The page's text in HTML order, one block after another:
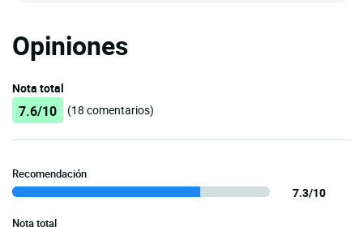
Opiniones
Nota total
7.6/10 (18 comentarios)
Recomendación
7.3/10
Nota total